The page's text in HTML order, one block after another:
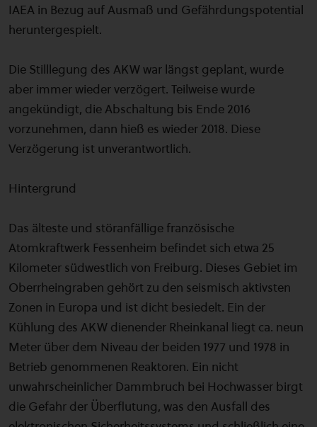
IAEA in Bezug auf Ausmaß und Gefährdungspotential
heruntergespielt.
Die Stilllegung des AKW war längst geplant, wurde
aber immer wieder verzögert. Teilweise wurde
angekündigt, die Abschaltung bis Ende 2016
vorzunehmen, dann hieß es wieder 2018. Diese
Verzögerung ist unverantwortlich.
Hintergrund
Das älteste und störanfällige französische
Atomkraftwerk Fessenheim befindet sich etwa 25
Kilometer südwestlich von Freiburg. Dieses Gebiet im
Oberrheingraben gehört zu den seismisch aktivsten
Zonen in Europa und ist dicht besiedelt. Ein der
Kühlung des AKW dienender Rheinkanal liegt ca. neun
Meter über dem Niveau der beiden 1977 und 1978 in
Betrieb genommenen Reaktoren. Ein nicht
unwahrscheinlicher Dammbruch bei Hochwasser birgt
die Gefahr der Überflutung, was den Ausfall des